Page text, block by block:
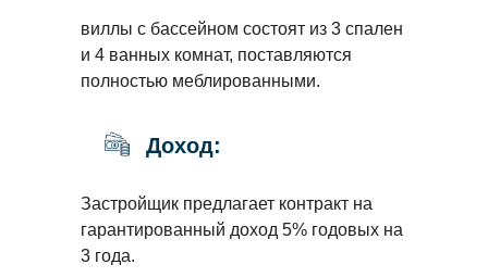
виллы с бассейном состоят из 3 спален
и 4 ванных комнат, поставляются
полностью меблированными.
Доход:
Застройщик предлагает контракт на
гарантированный доход 5% годовых на
3 года.